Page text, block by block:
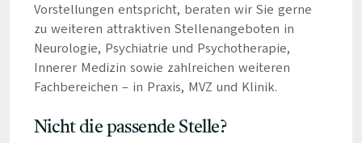
Vorstellungen entspricht, beraten wir Sie gerne
zu weiteren attraktiven Stellenangeboten in
Neurologie, Psychiatrie und Psychotherapie,
Innerer Medizin sowie zahlreichen weiteren
Fachbereichen – in Praxis, MVZ und Klinik.
Nicht die passende Stelle?